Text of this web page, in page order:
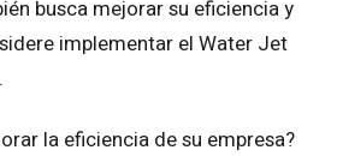
busca mejorar su eficiencia y
implementar el Water Jet
la eficiencia de su empresa?